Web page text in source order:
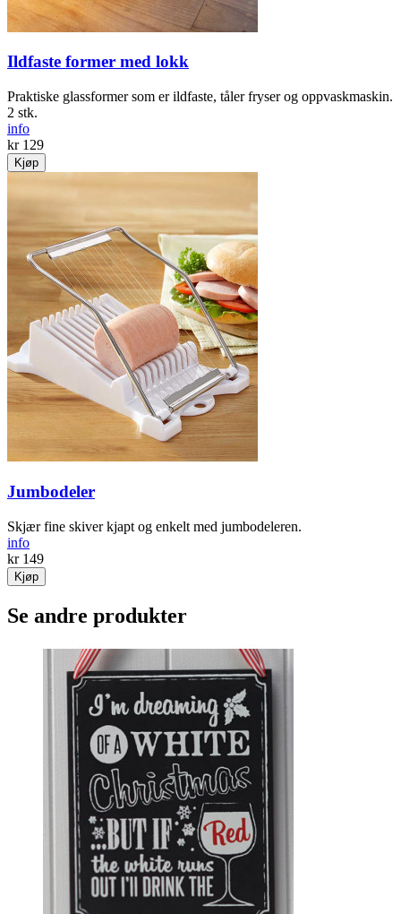
Ildfaste former med lokk
Praktiske glass­former som er ildfaste, tåler fryser og oppvask­maskin.
2 stk.
info
kr 129
Kjøp
Jumbodeler
Skjær fine skiver kjapt og enkelt med jumbodeleren.
info
kr 149
Kjøp
Se andre produkter